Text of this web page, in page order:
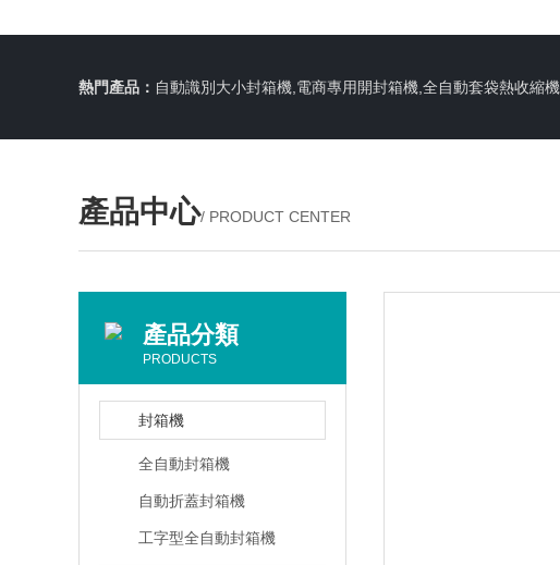
熱門產品： 自動識別大小封箱機,電商專用開封箱機,全自動套袋熱收縮機
產品中心/ PRODUCT CENTER
產品分類
PRODUCTS
封箱機
全自動封箱機
自動折蓋封箱機
工字型全自動封箱機